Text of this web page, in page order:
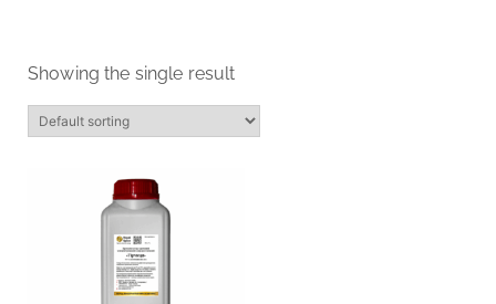
Showing the single result